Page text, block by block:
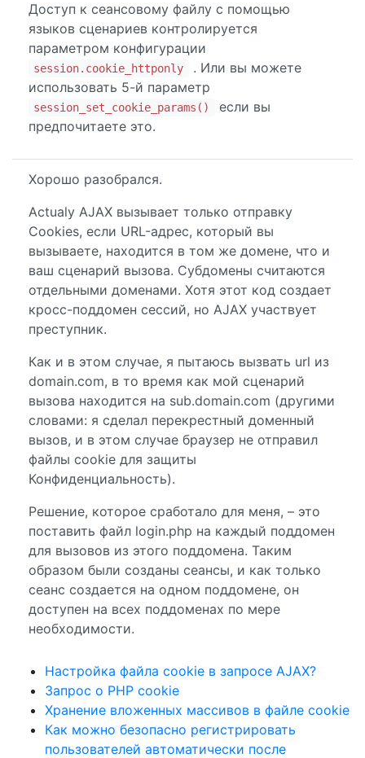
Доступ к сеансовому файлу с помощью
языков сценариев контролируется
параметром конфигурации
session.cookie_httponly
. Или вы можете
использовать 5-й параметр
session_set_cookie_params()
если вы
предпочитаете это.
Хорошо разобрался.
Actualy AJAX вызывает только отправку
Cookies, если URL-адрес, который вы
вызываете, находится в том же домене, что и
ваш сценарий вызова. Субдомены считаются
отдельными доменами. Хотя этот код создает
кросс-поддомен сессий, но AJAX участвует
преступник.
Как и в этом случае, я пытаюсь вызвать url из
domain.com, в то время как мой сценарий
вызова находится на sub.domain.com (другими
словами: я сделал перекрестный доменный
вызов, и в этом случае браузер не отправил
файлы cookie для защиты
Конфиденциальность).
Решение, которое сработало для меня, – это
поставить файл login.php на каждый поддомен
для вызовов из этого поддомена. Таким
образом были созданы сеансы, и как только
сеанс создается на одном поддомене, он
доступен на всех поддоменах по мере
необходимости.
Настройка файла cookie в запросе AJAX?
Запрос о PHP cookie
Хранение вложенных массивов в файле cookie
Как можно безопасно регистрировать
пользователей автоматически после